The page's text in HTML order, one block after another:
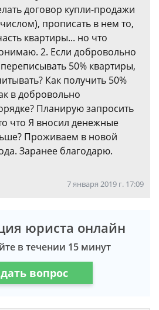
договор купли-продажи
прописать в нем то,
квартиры... но что
2. Если добровольно
50% квартиры,
Как получить 50%
в добровольно
Планирую запросить
что Я вносил денежные
Проживаем в новой
Заранее благодарю.
7 января 2019 г. 17:09
юриста онлайн
в течении 15 минут
вопрос